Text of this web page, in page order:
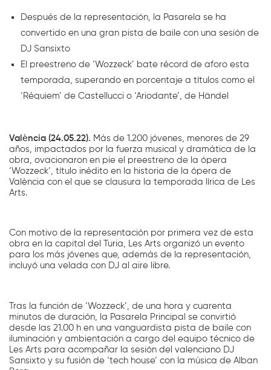
Después de la representación, la Pasarela se ha
convertido en una gran pista de baile con una sesión de
DJ Sansixto
El preestreno de ‘Wozzeck’ bate récord de aforo esta
temporada, superando en porcentaje a títulos como el
‘Réquiem’ de Castellucci o ‘Ariodante’, de Händel
València (24.05.22). Más de 1.200 jóvenes, menores de 29
años, impactados por la fuerza musical y dramática de la
obra, ovacionaron en pie el preestreno de la ópera
‘Wozzeck’, título inédito en la historia de la ópera de
València con el que se clausura la temporada lírica de Les
Arts.
Con motivo de la representación por primera vez de esta
obra en la capital del Turia, Les Arts organizó un evento
para los más jóvenes que, además de la representación,
incluyó una velada con DJ al aire libre.
Tras la función de ‘Wozzeck’, de una hora y cuarenta
minutos de duración, la Pasarela Principal se convirtió
desde las 21.00 h en una vanguardista pista de baile con
iluminación y ambientación a cargo del equipo técnico de
Les Arts para acompañar la sesión del valenciano DJ
Sansixto y su fusión de ‘tech house’ con la música de Alban